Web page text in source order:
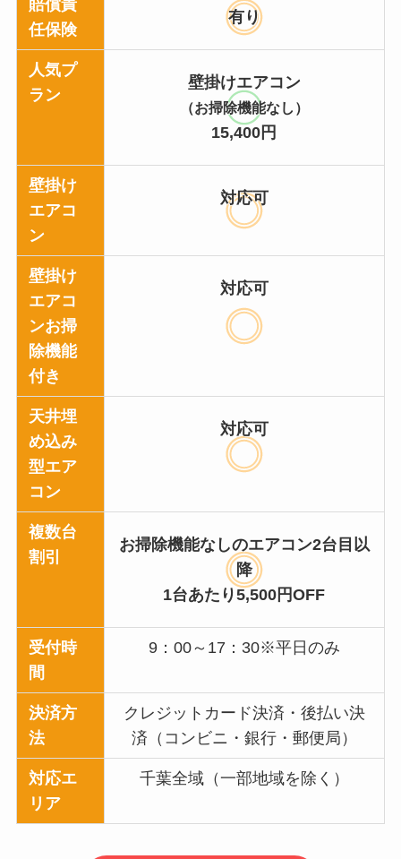
賠償責
任保険
有り
人気プ
ラン
壁掛けエアコン
（お掃除機能なし）
15,400円
壁掛け
エアコ
ン
対応可
壁掛け
エアコ
ンお掃
除機能
付き
対応可
天井埋
め込み
型エア
コン
対応可
複数台
割引
お掃除機能なしのエアコン2台目以
降
1台あたり5,500円OFF
受付時
間
9：00～17：30※平日のみ
決済方
法
クレジットカード決済・後払い決
済（コンビニ・銀行・郵便局）
対応エ
リア
千葉全域（一部地域を除く）